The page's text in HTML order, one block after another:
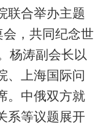
联合举办主题
会，共同纪念世
杨涛副会长以
、上海国际问
。中俄双方就
系等议题展开